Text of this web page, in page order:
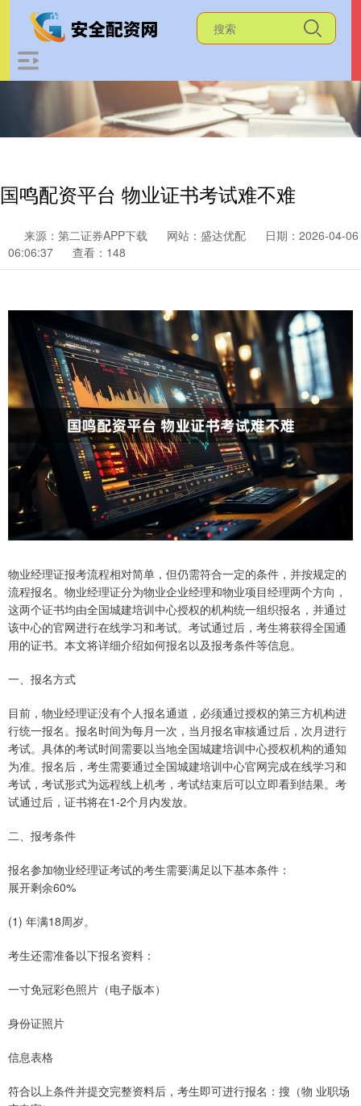
国鸣配资平台 物业证书考试难不难
来源：第二证券APP下载 网站：盛达优配
日期：2026-04-06
06:06:37
查看：148
物业经理证报考流程相对简单，但仍需符合一定的条件，并按规定的
流程报名。物业经理证分为物业企业经理和物业项目经理两个方向，
这两个证书均由全国城建培训中心授权的机构统一组织报名，并通过
该中心的官网进行在线学习和考试。考试通过后，考生将获得全国通
用的证书。本文将详细介绍如何报名以及报考条件等信息。
一、报名方式
目前，物业经理证没有个人报名通道，必须通过授权的第三方机构进
行统一报名。报名时间为每月一次，当月报名审核通过后，次月进行
考试。具体的考试时间需要以当地全国城建培训中心授权机构的通知
为准。报名后，考生需要通过全国城建培训中心官网完成在线学习和
考试，考试形式为远程线上机考，考试结束后可以立即看到结果。考
试通过后，证书将在1-2个月内发放。
二、报考条件
报名参加物业经理证考试的考生需要满足以下基本条件：
展开剩余60%
(1) 年满18周岁。
考生还需准备以下报名资料：
一寸免冠彩色照片（电子版本）
身份证照片
信息表格
符合以上条件并提交完整资料后，考生即可进行报名：搜（物 业职场